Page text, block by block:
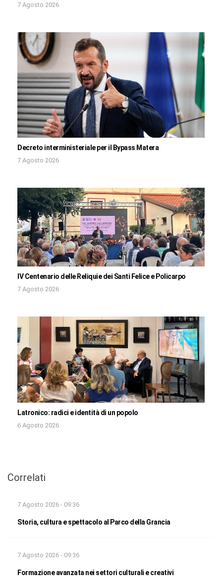
7 Agosto 2026
Decreto interministeriale per il Bypass Matera
7 Agosto 2026
IV Centenario delle Reliquie dei Santi Felice e Policarpo
7 Agosto 2026
Latronico: radici e identità di un popolo
6 Agosto 2026
Correlati
7 Agosto 2026 - 09:36
Storia, cultura e spettacolo al Parco della Grancia
7 Agosto 2026 - 09:36
Formazione avanzata nei settori culturali e creativi